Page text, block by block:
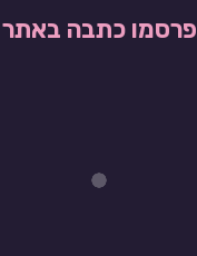
פרסמו כתבה באתר